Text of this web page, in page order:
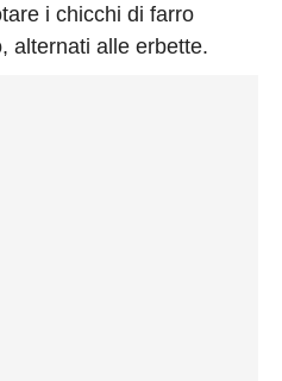
i chicchi di farro
alternati alle erbette.